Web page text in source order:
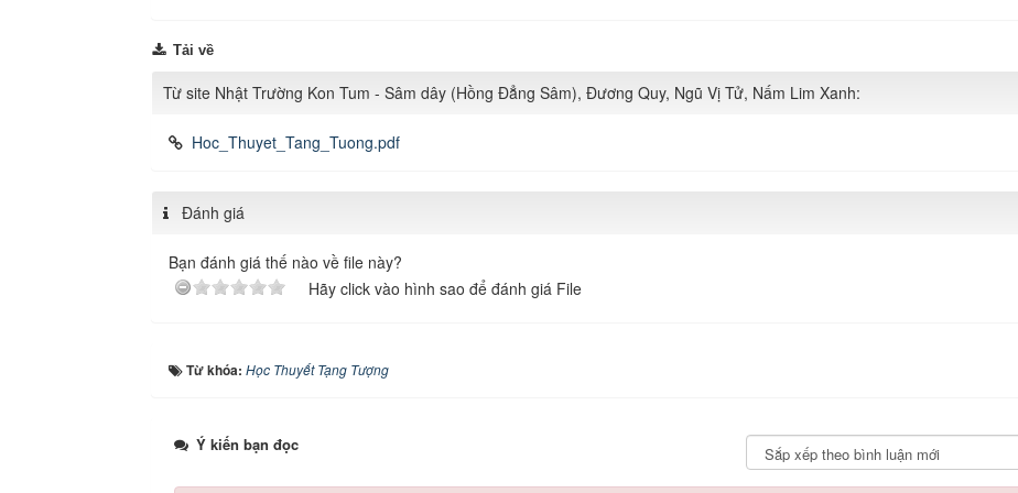
Tải về
Từ site Nhật Trường Kon Tum - Sâm dây (Hồng Đẳng Sâm), Đương Quy, Ngũ Vị Tử, Nấm Lim Xanh:
Hoc_Thuyet_Tang_Tuong.pdf
Đánh giá
Bạn đánh giá thế nào về file này?
Hãy click vào hình sao để đánh giá File
Từ khóa: Học Thuyết Tạng Tượng
Ý kiến bạn đọc